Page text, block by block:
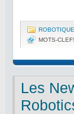
MOTS-
Les